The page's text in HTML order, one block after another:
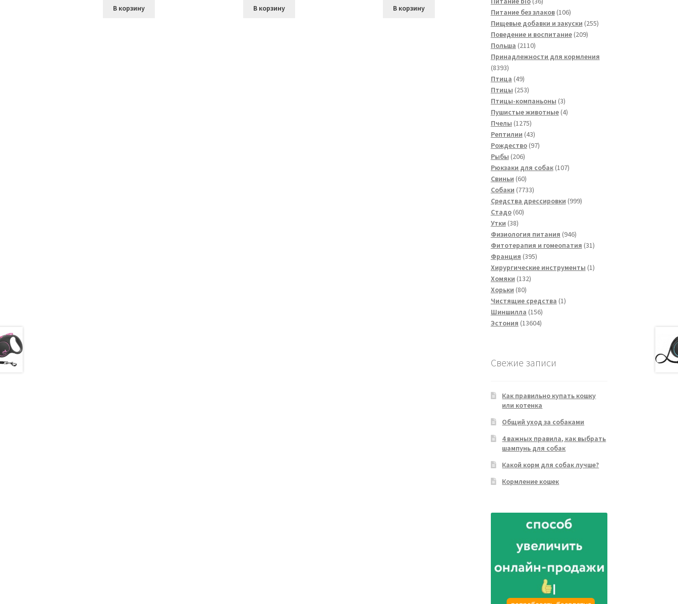
В корзину В корзину В корзину
товаров
Питание без злаков 106106
товаров
Пищевые добавки и закуски 255255
Поведение и воспитание 209209
Польша 21102110
товаров
Принадлежности для кормления
83938393
товара
Птица 4949
товаров
Птицы 253253
товара
Птицы-компаньоны 33
товара
Пушистые животные 44
Пчелы 12751275
товаров
Рептилии 4343
товара
Рождество 9797
Рыбы 206206
товаров
Рюкзаки для собак 107107
Свиньи 6060
товаров
Собаки 77337733
товара
Средства дрессировки 999999
Стадо 6060
Утки 3838
товаров
Физиология питания 946946
товаров
Фитотерапия и гомеопатия 3131
Франция 395395
товаров
Хирургические инструменты 11
Хомяки 132132
Хорьки 8080
товаров
Чистящие средства 11
Шиншилла 156156
товаров
Эстония 1360413604
Свежие записи
Как правильно купать кошку
или котенка
Общий уход за собаками
4 важных правила, как выбрать
шампунь для собак
Какой корм для собак лучше?
Кормление кошек